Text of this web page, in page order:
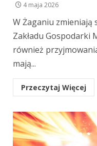
4 maja 2026
W Żaganiu
Zakładu Gospodarki
również
mają...
Przeczytaj Więcej